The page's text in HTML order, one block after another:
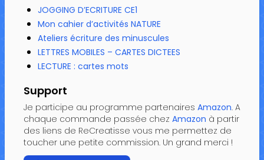
JOGGING D’ECRITURE CE1
Mon cahier d’activités NATURE
Ateliers écriture des minuscules
LETTRES MOBILES – CARTES DICTEES
LECTURE : cartes mots
Support
Je participe au programme partenaires Amazon. A
chaque commande passée chez Amazon à partir
des liens de ReCreatisse vous me permettez de
toucher une petite commission. Un grand merci !